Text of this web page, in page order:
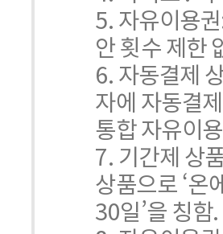
5. 자유이용
안 횟수 제한
6. 자동결제
자에 자동결
통합 자유이
7. 기간제 상
상품으로 ‘온
30일’을 칭함.